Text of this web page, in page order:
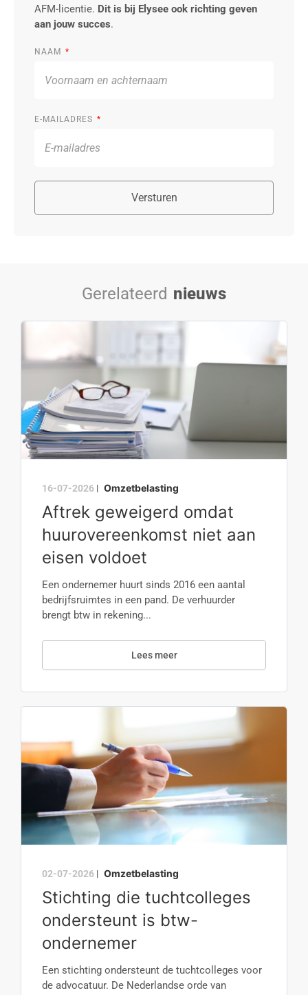
AFM-licentie. Dit is bij Elysee ook richting geven
aan jouw succes.
NAAM
E-MAILADRES
Versturen
Gerelateerd nieuws
16-07-2026 | Omzetbelasting
Aftrek geweigerd omdat
huurovereenkomst niet aan
eisen voldoet
Een ondernemer huurt sinds 2016 een aantal
bedrijfsruimtes in een pand. De verhuurder
brengt btw in rekening...
Lees meer
02-07-2026 | Omzetbelasting
Stichting die tuchtcolleges
ondersteunt is btw-
ondernemer
Een stichting ondersteunt de tuchtcolleges voor
de advocatuur. De Nederlandse orde van